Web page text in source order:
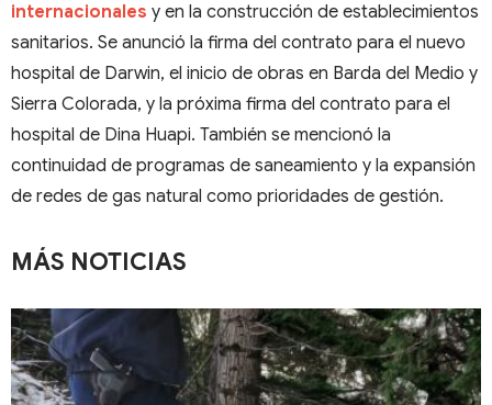
internacionales y en la construcción de establecimientos
sanitarios. Se anunció la firma del contrato para el nuevo
hospital de Darwin, el inicio de obras en Barda del Medio y
Sierra Colorada, y la próxima firma del contrato para el
hospital de Dina Huapi. También se mencionó la
continuidad de programas de saneamiento y la expansión
de redes de gas natural como prioridades de gestión.
MÁS NOTICIAS